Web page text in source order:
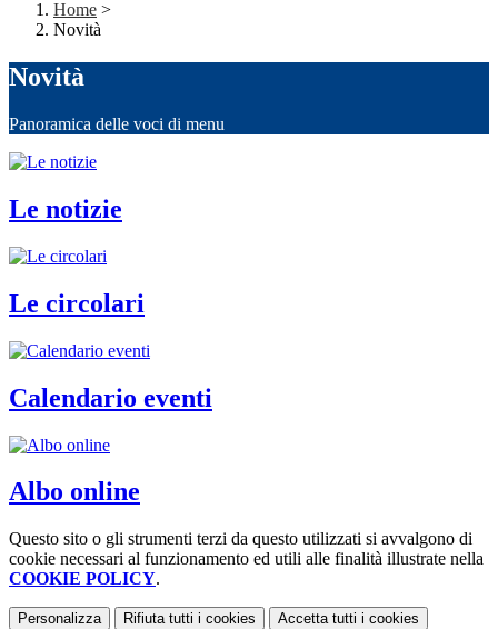
Home >
Novità
Novità
Panoramica delle voci di menu
Le notizie
Le circolari
Calendario eventi
Albo online
Questo sito o gli strumenti terzi da questo utilizzati si avvalgono di
cookie necessari al funzionamento ed utili alle finalità illustrate nella
COOKIE POLICY.
Personalizza Rifiuta tutti i cookies Accetta tutti i cookies